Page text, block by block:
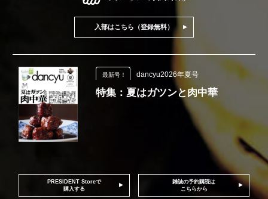
入部はこちら（登録無料）
最新号！ dancyu2026年夏号
特集：夏はガツンと肉中華
PRESIDENT Storeで
購入する
雑誌の予約購読は
こちらから